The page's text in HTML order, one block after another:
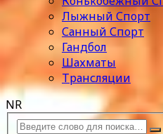
Лыжный Спорт
Санный Спорт
Гандбол
Шахматы
Трансляции
NR